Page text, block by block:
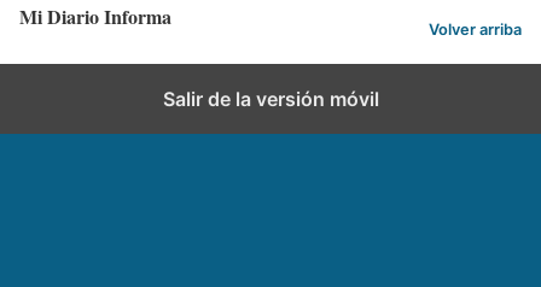
Mi Diario Informa Volver arriba
Salir de la versión móvil